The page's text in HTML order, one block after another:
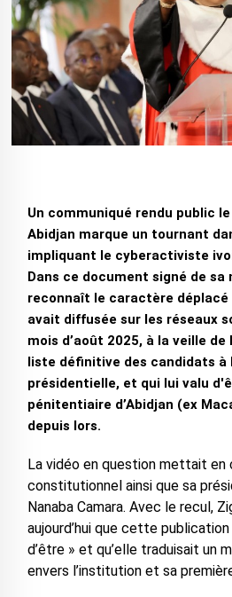
‎Un communiqué rendu public
Abidjan marque un tournant
impliquant le cyberactiviste
Dans ce document signé de sa
reconnaît le caractère déplacé
avait diffusée sur les réseaux
mois d’août 2025, à la veille
liste définitive des candidats à
présidentielle, et qui lui valu
pénitentiaire d’Abidjan (ex
depuis lors.
‎La vidéo en question mettait en
constitutionnel ainsi que sa
Nanaba Camara. Avec le recul,
aujourd’hui que cette publication
d’être » et qu’elle traduisait un
envers l’institution et sa